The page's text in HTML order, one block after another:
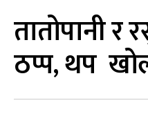
तातोपानी र
ठप्प, थप